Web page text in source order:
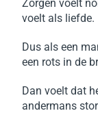
Zorgen voelt
voelt als liefde.
Dus als een
een rots in de
Dan voelt dat
andermans